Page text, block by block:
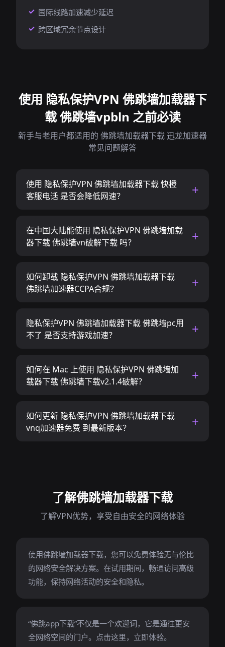
国际线路加速减少延迟
跨区域冗余节点设计
使用 隐私保护VPN 佛跳墙加载器下
载 佛跳墙vpbln 之前必读
新手与老用户都适用的 佛跳墙加载器下载 迅龙加速器
常见问题解答
使用 隐私保护VPN 佛跳墙加载器下载 快橙
客服电话 是否会降低网速？
在中国大陆能使用 隐私保护VPN 佛跳墙加载
器下载 佛跳墙vn破解下载 吗？
如何卸载 隐私保护VPN 佛跳墙加载器下载
佛跳墙加速器CCPA合规？
隐私保护VPN 佛跳墙加载器下载 佛跳墙pc用
不了 是否支持游戏加速？
如何在 Mac 上使用 隐私保护VPN 佛跳墙加
载器下载 佛跳墙下载v2.1.4破解？
如何更新 隐私保护VPN 佛跳墙加载器下载
vnq加速器免费 到最新版本？
了解佛跳墙加载器下载
了解VPN优势，享受自由安全的网络体验
使用佛跳墙加载器下载，您可以免费体验无与伦比
的网络安全解决方案。在试用期间，畅通访问高级
功能，保持网络活动的安全和隐私。
“佛跳app下载”不仅是一个欢迎词，它是通往更安
全网络空间的门户。点击这里，立即体验。